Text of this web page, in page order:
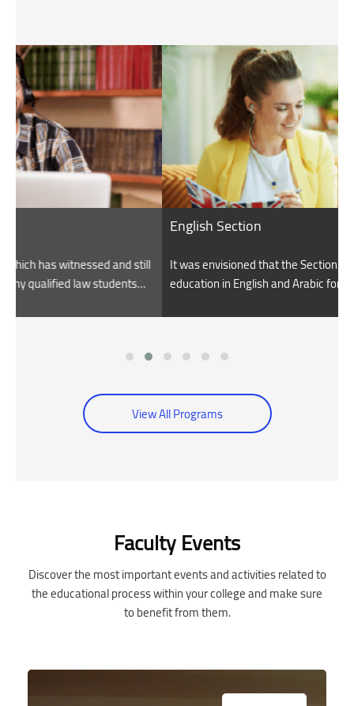
It was envisioned that the Section will provide a good legal
education in English and Arabic for Egyptians and foreign
View All Programs
Faculty Events
Discover the most important events and activities related to
the educational process within your college and make sure
to benefit from them.